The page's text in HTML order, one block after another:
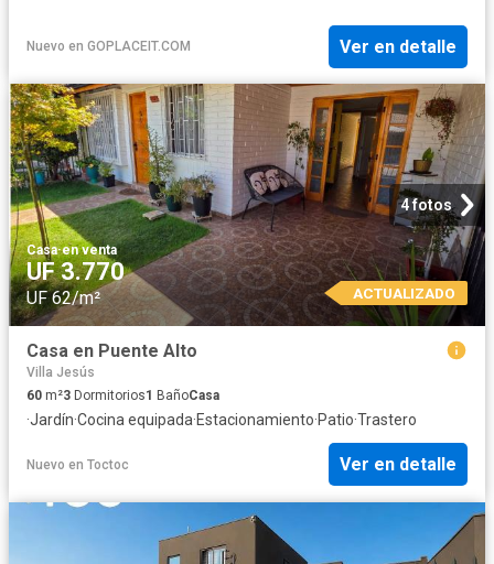
Nuevo en GOPLACEIT.COM Ver en detalle
4 fotos
Casa·en venta
UF 3.770
UF 62/m² ACTUALIZADO
Casa en Puente Alto
Villa Jesús
60 m²3 Dormitorios1 BañoCasa
·Jardín·Cocina equipada·Estacionamiento·Patio·Trastero
Nuevo en Toctoc Ver en detalle